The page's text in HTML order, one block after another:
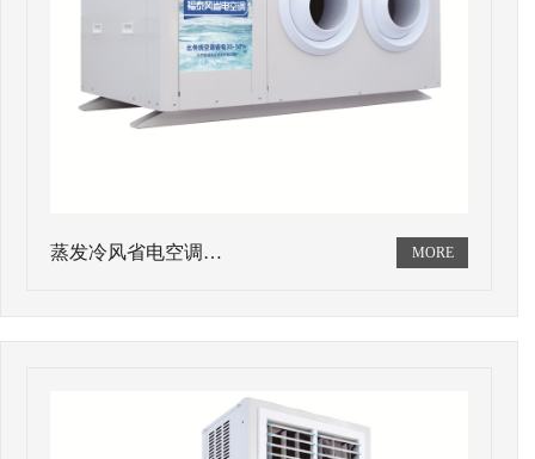
蒸发冷风省电空调…